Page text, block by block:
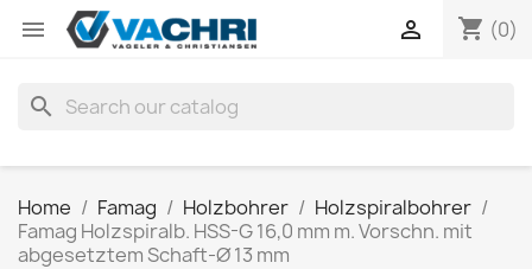
 shopping_cart (0)

search
Home Famag Holzbohrer
Holzspiralbohrer
Famag Holzspiralb. HSS-G 16,0 mm m. Vorschn. mit
abgesetztem Schaft-Ø 13 mm